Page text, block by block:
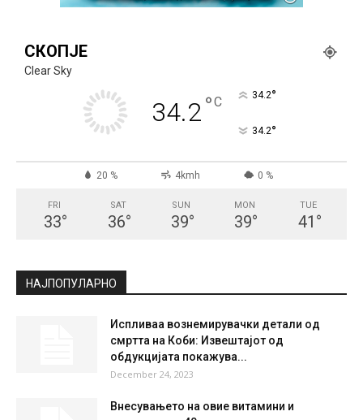
СКОПЈЕ
Clear Sky
34.2°C 34.2°
34.2°
20 % 4kmh 0 %
FRI
33°
SAT
36°
SUN
39°
MON
39°
TUE
41 °
НАЈПОПУЛАРНО
Испливаа вознемирувачки детали од
смртта на Коби: Извештајот од
обдукцијата покажува...
December 24, 2023
Внесувањето на овие витамини и